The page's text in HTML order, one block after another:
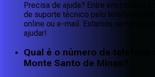
Precisa de ajuda? Entre em contato
de suporte técnico pelo telefone
online ou e-mail. Estamos sempre
ajudar!
Qual é o número de telefone
Monte Santo de Minas?